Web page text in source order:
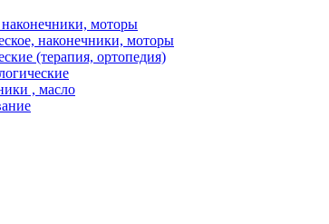
наконечники, моторы
наконечники, моторы
(терапия, ортопедия)
, масло